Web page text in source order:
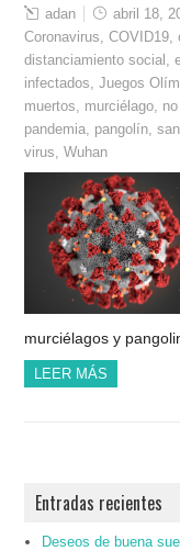
adan abril 18,
Coronavirus ,COVID19 ,
distanciamiento social
,
infectados ,Juegos
muertos
murciélago
pandemia pangolín ,
virus ,Wuhan
murciélagos y
LEER MÁS
Entradas recientes
Deseos de buena